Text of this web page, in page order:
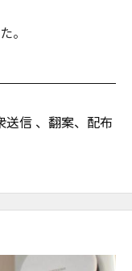
。
信 、翻案、配布